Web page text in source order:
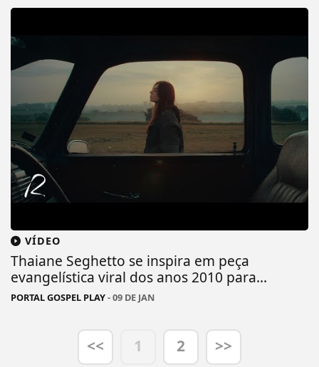
VÍDEO
Thaiane Seghetto se inspira em peça
evangelística viral dos anos 2010 para...
PORTAL GOSPEL PLAY- 09 DE JAN
<< 1 2 >>